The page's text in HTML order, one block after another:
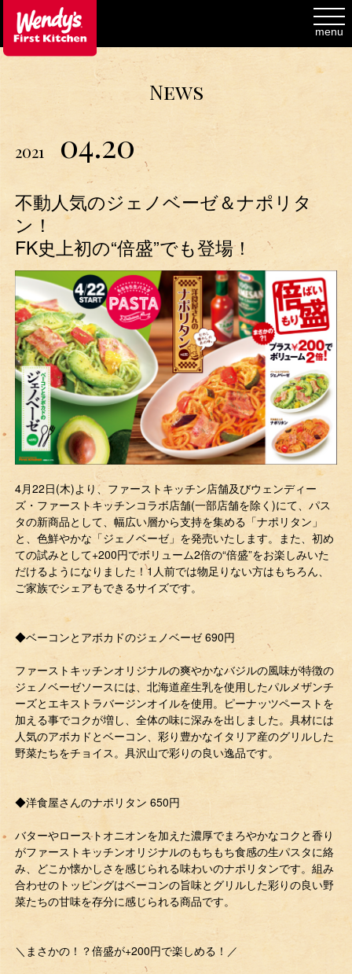
menu
News
2021 04.20
不動人気のジェノベーゼ＆ナポリタ
ン！
FK史上初の“倍盛”でも登場！
4月22日(木)より、ファーストキッチン店舗及びウェンディー
ズ・ファーストキッチンコラボ店舗(一部店舗を除く)にて、パス
タの新商品として、幅広い層から支持を集める「ナポリタン」
と、色鮮やかな「ジェノベーゼ」を発売いたします。また、初め
ての試みとして+200円でボリューム2倍の“倍盛”をお楽しみいた
だけるようになりました！1人前では物足りない方はもちろん、
ご家族でシェアもできるサイズです。
◆ベーコンとアボカドのジェノベーゼ 690円
ファーストキッチンオリジナルの爽やかなバジルの風味が特徴の
ジェノベーゼソースには、北海道産生乳を使用したパルメザンチ
ーズとエキストラバージンオイルを使用。ピーナッツペーストを
加える事でコクが増し、全体の味に深みを出しました。具材には
人気のアボカドとベーコン、彩り豊かなイタリア産のグリルした
野菜たちをチョイス。具沢山で彩りの良い逸品です。
◆洋食屋さんのナポリタン 650円
バターやローストオニオンを加えた濃厚でまろやかなコクと香り
がファーストキッチンオリジナルのもちもち食感の生パスタに絡
み、どこか懐かしさを感じられる味わいのナポリタンです。組み
合わせのトッピングはベーコンの旨味とグリルした彩りの良い野
菜たちの甘味を存分に感じられる商品です。
＼まさかの！？倍盛が+200円で楽しめる！／